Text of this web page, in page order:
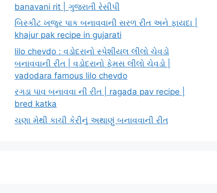
banavani rit | ગુજરાતી રેસીપી
બિસ્કીટ ખજુર પાક બનાવવાની સરળ રીત અને ફાયદા |
khajur pak recipe in gujarati
lilo chevdo : વડોદરાનો સ્પેશીયલ લીલો ચેવડો
બનાવવાની રીત | વડોદરાનો ફેમસ લીલો ચેવડો |
vadodara famous lilo chevdo
રગડા પાવ બનાવવા ની રીત | ragada pav recipe |
bred katka
ચણા મેથી કાચી કેરીનું અથાણું બનાવવાની રીત